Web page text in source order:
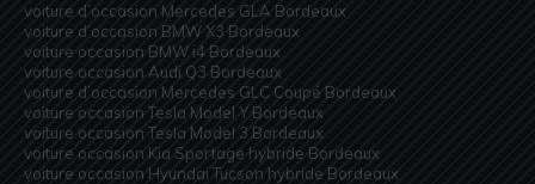
voiture d’occasion Mercedes GLA Bordeaux
voiture d’occasion BMW X3 Bordeaux
voiture occasion BMW i4 Bordeaux
voiture occasion Audi Q3 Bordeaux
voiture d’occasion Mercedes GLC Coupé Bordeaux
voiture occasion Tesla Model Y Bordeaux
voiture occasion Tesla Model 3 Bordeaux
voiture occasion Kia Sportage hybride Bordeaux
voiture occasion Hyundai Tucson hybride Bordeaux